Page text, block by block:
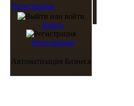
Регистрация
Войти
Регистрация
Автоматизация Бизнеса